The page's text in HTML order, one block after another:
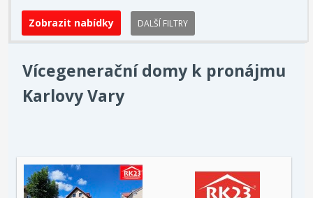
DALŠÍ FILTRY
Vícegenerační domy k pronájmu
Karlovy Vary